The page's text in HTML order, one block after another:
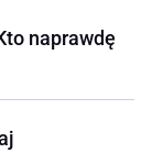
naprawdę